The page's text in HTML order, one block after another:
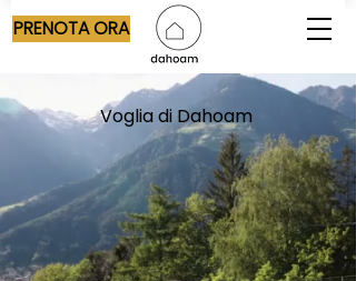
PRENOTA ORA
Voglia di Dahoam